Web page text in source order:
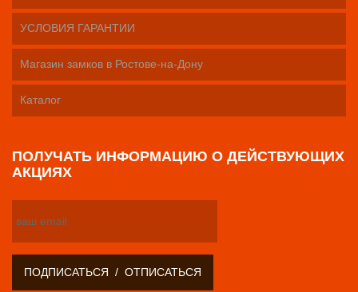
УСЛОВИЯ ГАРАНТИИ
Магазин замков в Ростове-на-Дону
Каталог
ПОЛУЧАТЬ ИНФОРМАЦИЮ О ДЕЙСТВУЮЩИХ
АКЦИЯХ